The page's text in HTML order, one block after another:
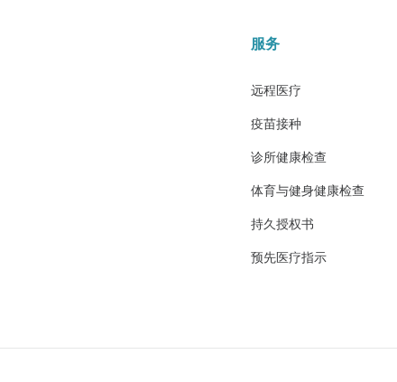
服务
远程医疗
疫苗接种
诊所健康检查
体育与健身健康检查
持久授权书
预先医疗指示